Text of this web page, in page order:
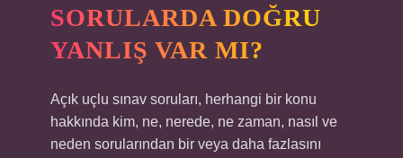
SORULARDA DOĞRU
YANLIŞ VAR MI?
Açık uçlu sınav soruları, herhangi bir konu
hakkında kim, ne, nerede, ne zaman, nasıl ve
neden sorularından bir veya daha fazlasını